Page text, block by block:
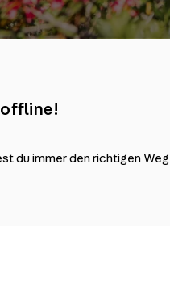
offline!
du immer den richtigen